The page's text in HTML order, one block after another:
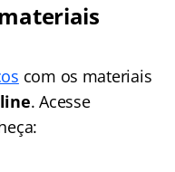
com os materiais
. Acesse